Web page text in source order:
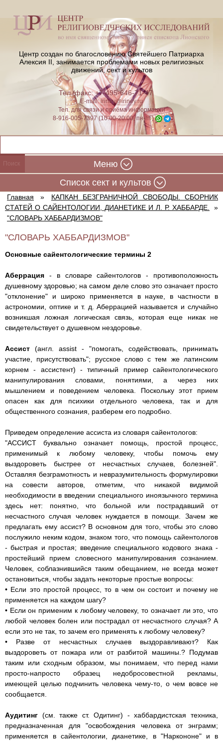
Центр создан по благословению Святейшего Патриарха
Алексия II, занимается проблемами новых религиозных
движений, сект и культов
Тел./факс: +7-495-646-71-47
E-mail:iriney@iriney.ru
Тел. для связи и приёма информации
8-916-005-7397 (10:00-20:00, пн-пт)
Меню
Cписок сект и культов
Главная »
КАПКАН БЕЗГРАНИЧНОЙ СВОБОДЫ. СБОРНИК
СТАТЕЙ О САЙЕНТОЛОГИИ, ДИАНЕТИКЕ И Л. Р. ХАББАРДЕ.
»
"СЛОВАРЬ ХАББАРДИЗМОВ"
"СЛОВАРЬ ХАББАРДИЗМОВ"
Основные сайентологические термины 2
Аберрация - в словаре сайентологов - противоположность
душевному здоровью; на самом деле слово это означает просто
"отклонение" и широко применяется в науке, в частности в
астрономии, оптике и т. д. Аберрацией называется и случайно
возникшая ложная логическая связь, которая еще никак не
свидетельствует о душевном нездоровье.
Ассист (англ. assist - "помогать, содействовать, принимать
участие, присутствовать"; русское слово с тем же латинским
корнем - ассистент) - типичный пример сайентологического
манипулирования словами, понятиями, а через них
мышлением и поведением человека. Поскольку этот прием
опасен как для психики отдельного человека, так и для
общественного сознания, разберем его подробно.
Приведем определение ассиста из словаря сайентологов:
"АССИСТ буквально означает помощь, простой процесс,
применимый к любому человеку, чтобы помочь ему
выздороветь быстрее от несчастных случаев, болезней".
Оставляя безграмотность и невразумительность формулировки
на совести авторов, отметим, что никакой видимой
необходимости в введении специального иноязычного термина
здесь нет: понятно, что больной или пострадавший от
несчастного случая человек нуждается в помощи. Зачем же
предлагать ему ассист? В основном для того, чтобы это слово
послужило неким кодом, знаком того, что помощь сайентологов
- быстрая и простая; введение специального кодового знака -
простейший прием словесного манипулирования сознанием.
Человек, соблазнившийся таким обещанием, не всегда может
остановиться, чтобы задать некоторые простые вопросы:
• Если это простой процесс, то в чем он состоит и почему не
применяется на каждом шагу?
• Если он применим к любому человеку, то означает ли это, что
любой человек болен или пострадал от несчастного случая? А
если это не так, то зачем его применять к любому человеку?
• Разве от несчастных случаев выздоравливают? Как
выздороветь от пожара или от разбитой машины.? Подумав
таким или сходным образом, мы понимаем, что перед нами
просто-напросто образец недобросовестной рекламы,
имеющей целью подчинить человека чему-то, о чем вовсе не
сообщается.
Аудитинг (см. также ст. Одитинг) - хаббардистская техника,
предназначенная для "освобождения человека от энграмм;
применяется в сайентологии, дианетике, в "Наркононе" и в